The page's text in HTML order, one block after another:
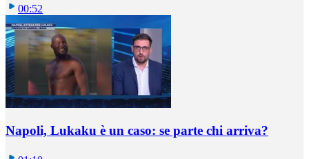
00:52
Napoli, Lukaku è un caso: se parte chi arriva?